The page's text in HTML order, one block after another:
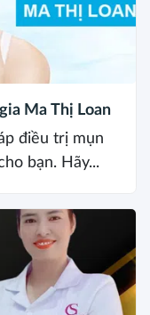
Ma Thị Loan
điều trị mụn
bạn. Hãy...